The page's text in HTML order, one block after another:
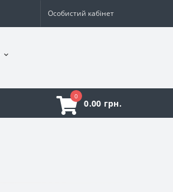
Особистий кабінет
0
0.00 грн.